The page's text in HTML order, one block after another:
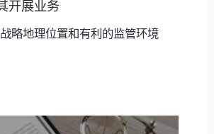
开展业务
略地理位置和有利的监管环境